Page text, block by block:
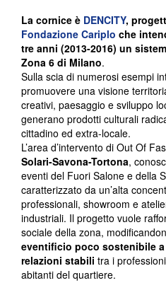
La cornice è DENCITY,
Fondazione Cariplo che
tre anni (2013-2016) un
Zona 6 di Milano.
Sulla scia di numerosi esempi
promuovere una visione
creativi, paesaggio e sviluppo
generano prodotti culturali
cittadino ed extra-locale.
L’area d’intervento di Out Of
Solari-Savona-Tortona,
eventi del Fuori Salone e della
caratterizzato da un’alta
professionali, showroom e
industriali. Il progetto vuole
sociale della zona,
eventificio poco sostenibile
relazioni stabili tra i
abitanti del quartiere.